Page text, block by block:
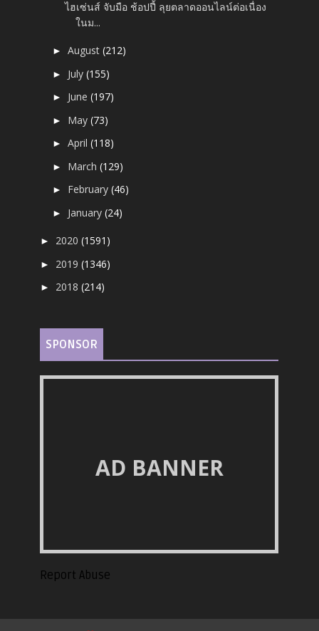
ไฮเซ่นส์ จับมือ ช้อปปี้ ลุยตลาดออนไลน์ต่อเนื่อง
ในม...
►August(212)
► July(155)
► June(197)
► May(73)
►April(118)
► March(129)
► February(46)
► January(24)
► 2020(1591)
► 2019(1346)
► 2018(214)
SPONSOR
AD BANNER
Report Abuse